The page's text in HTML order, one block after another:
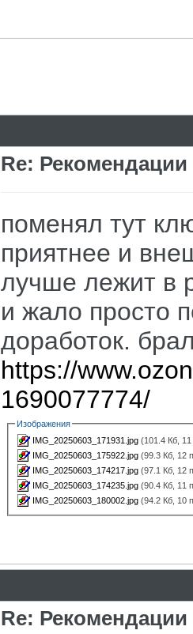
Re:
поменял тут
приятнее и
лучше лежит в
и жало просто
доработок.
https://
1690077774/
Изображения
IMG_20250603_171931.jpg (101.4 Кб,
IMG_20250603_175922.jpg (99.3 Кб, 12
IMG_20250603_174217.jpg (97.1 Кб, 12
IMG_20250603_174235.jpg (90.4 Кб, 11
IMG_20250603_180002.jpg (94.2 Кб, 10
Re: